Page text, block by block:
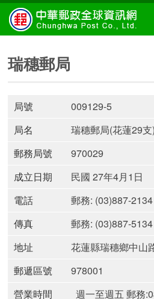
瑞穗郵局
局號
009129-5
局名
瑞穗郵局(花蓮29支)
郵務局號
970029
成立日期
民國 27年4月1日
電話
郵務: (03)887-
傳真
郵務: (03)887-
地址
花蓮縣瑞穗鄉中山
郵遞區號
978001
營業時間
週一至週五 郵務